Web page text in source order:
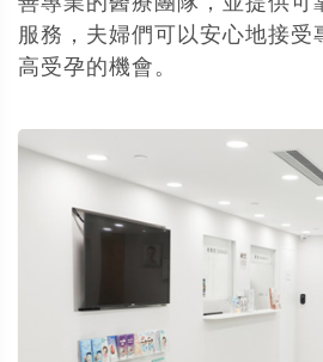
服務，夫婦們可以安心地接受
高受孕的機會。